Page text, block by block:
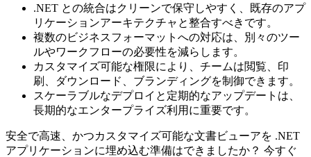
.NET との統合はクリーンで保守しやすく、既存のアプ
リケーションアーキテクチャと整合すべきです。
複数のビジネスフォーマットへの対応は、別々のツー
ルやワークフローの必要性を減らします。
カスタマイズ可能な権限により、チームは閲覧、印
刷、ダウンロード、ブランディングを制御できます。
スケーラブルなデプロイと定期的なアップデートは、
長期的なエンタープライズ利用に重要です。
安全で高速、かつカスタマイズ可能な文書ビューアを .NET
アプリケーションに埋め込む準備はできましたか？ 今すぐ